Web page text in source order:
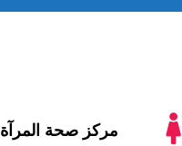
مركز صحة المرآة